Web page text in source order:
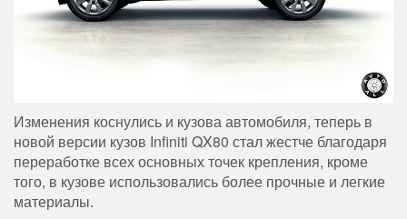
Изменения коснулись и кузова автомобиля, теперь в
новой версии кузов Infiniti QX80 стал жестче благодаря
переработке всех основных точек крепления, кроме
того, в кузове использовались более прочные и легкие
материалы.